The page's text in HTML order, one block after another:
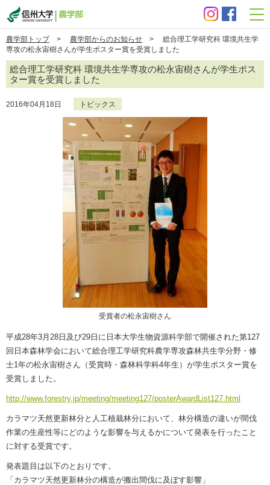
農学部トップ> 農学部からのお知らせ > 総合理工学研究科 環境共生学
専攻の松永宙樹さんが学生ポスター賞を受賞しました
総合理工学研究科 環境共生学専攻の松永宙樹さんが学生ポス
ター賞を受賞しました
2016年04月18日 トピックス
受賞者の松永宙樹さん
平成28年3月28日及び29日に日本大学生物資源科学部で開催された第127
回日本森林学会において総合理工学研究科農学専攻森林共生学分野・修
士1年の松永宙樹さん（受賞時・森林科学科4年生）が学生ポスター賞を
受賞しました。
http://www.forestry.jp/meeting/meeting127/posterAwardList127.html
カラマツ天然更新林分と人工植栽林分において、林分構造の違いが間伐
作業の生産性等にどのような影響を与えるかについて発表を行ったこと
に対する受賞です。
発表題目は以下のとおりです。
「カラマツ天然更新林分の構造が搬出間伐に及ぼす影響」